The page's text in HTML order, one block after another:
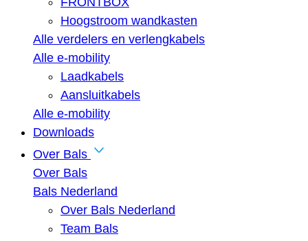
Hoogstroom wandkasten
Alle verdelers en verlengkabels
Alle e-mobility
Laadkabels
Aansluitkabels
Alle e-mobility
Downloads
Over Bals
Over Bals
Bals Nederland
Over Bals Nederland
Team Bals